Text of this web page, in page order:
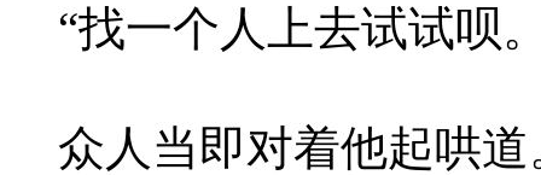
“找一个人上去试试呗
众人当即对着他起哄道